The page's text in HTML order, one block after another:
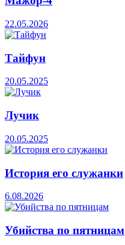
22.05.2026
Тайфун
20.05.2025
Лучик
20.05.2025
История его служанки
6.08.2026
Убийства по пятницам